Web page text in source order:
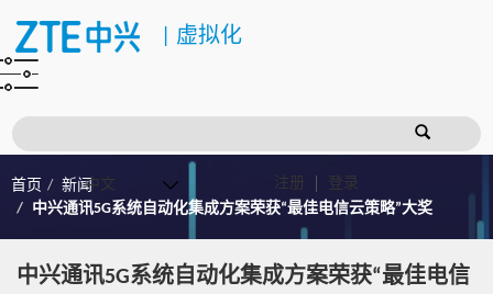
虚拟化
注册 登录
首页
新闻
中兴通讯5G系统自动化集成方案荣获“最佳电信云策略”大奖
中兴通讯5G系统自动化集成方案荣获“最佳电信